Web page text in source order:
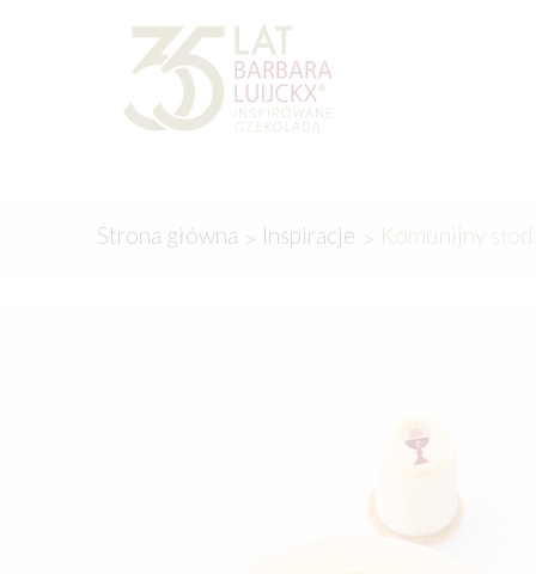
Przejdź
Przejdź
Strona główna Inspiracje Komunijny